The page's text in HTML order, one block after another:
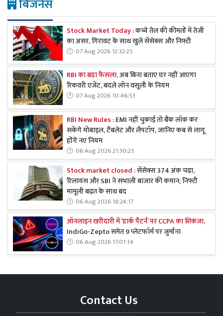
बिजनेस
Stock Market Today :कच्चे तेल की कीमतों में तेजी
का असर, गिरावट के साथ खुले सेंसेक्स और निफ्टी
07 Aug 2026 12:32:25
RBI का बड़ा फैसला,अब बिना बताए घर नहीं आएगा
रिकवरी एजेंट, बदले लोन वसूली के नियम
07 Aug 2026 10:46:53
RBI New Rules :EMI नहीं चुकाई तो बैंक लॉक कर
सकेंगे मोबाइल, टैबलेट और लैपटॉप, जानिए कब से लागू
होंगे नए नियम
06 Aug 2026 21:30:25
Stock market closed :सेंसेक्स 374 अंक चढ़ा,
रिलायंस और SBI ने संभाली बाजार की कमान; निफ्टी
मामूली बढ़त के साथ बंद
06 Aug 2026 18:24:17
ऑनलाइन खरीदारी में ‘डार्क पैटर्न’ पर CCPA का शिकंजा,
IndiGo-Zepto समेत 9 प्लेटफॉर्म पर जुर्माना
06 Aug 2026 17:01:14
Contact Us